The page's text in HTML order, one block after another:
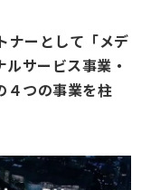
ナーとして「メデ
サービス事業・
４つの事業を柱